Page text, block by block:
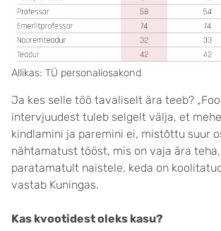
Allikas: TÜ personaliosakond
Ja kes selle töö tavaliselt ära teeb?
intervjuudest tuleb selgelt välja, et
kindlamini ja paremini ei, mistõttu suur
nähtamatust tööst, mis on vaja ära
paratamatult naistele, keda on
vastab Kuningas.
Kas kvootidest oleks kasu?